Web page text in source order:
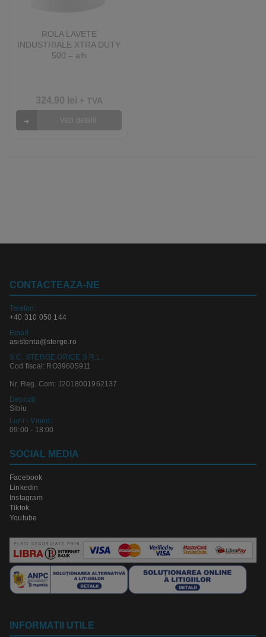
ROLA LAVETE
INDUSTRIALE XTRA DUTY
500 – alb
324.90 lei + TVA
Vezi detalii
CONTACTEAZA-NE
Telefon:
+40 310 050 144
Email
asistenta@sterge.ro
S.C. STERGE ORICE S.R.L.
Cod fiscal: RO39605911
Nr. Reg. Com: J2018001962137
Depozit:
Sibiu
Luni - Vineri:
09:00 - 18:00
SOCIAL MEDIA
Facebook
Linkedin
Instagram
Tiktok
Youtube
INFORMATII UTILE